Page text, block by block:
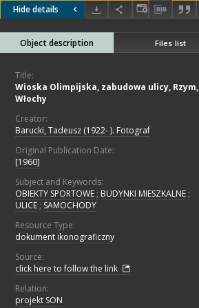
Hide details
Object description Files list
Title:
Wioska Olimpijska, zabudowa ulicy, Rzym,
Włochy
Creator:
Barucki, Tadeusz (1922- ). Fotograf
Original Publication Date:
[1960]
Subject and Keywords:
OBIEKTY SPORTOWE ; BUDYNKI MIESZKALNE ;
ULICE ; SAMOCHODY
Resource Type:
dokument ikonograficzny
Source:
click here to follow the link
Relation:
projekt SON